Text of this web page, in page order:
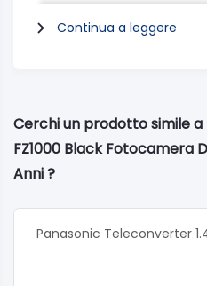
Per un livello di versatilità
passare al funzionamento
Creative Video e registrare
una velocità di circa 0,09
Insieme al tempo di avvio
agli scatti ad alta velocità
piena, puoi trasformare
un ricordo destinato a
Il nuovo obiettivo LEICA DC
tecnologia di Panasonic
In combinazione con
Continua a leggere
Cerchi un prodotto simile a
FZ1000 Black Fotocamera
Anni ?
Panasonic Teleconverter